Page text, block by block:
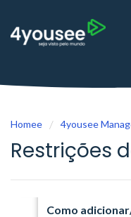
Homee 4yousee
Restrições
Como